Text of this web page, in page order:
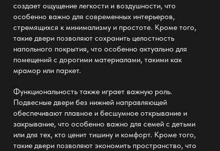
создает ощущение легкости и воздушности, что
особенно важно для современных интерьеров,
стремящихся к минимализму и простоте. Кроме того,
такие двери позволяют сохранить целостность
напольного покрытия, что особенно актуально для
помещений с дорогими материалами, такими как
мрамор или паркет.
Функциональность также играет важную роль.
Подвесные двери без нижней направляющей
обеспечивают плавное и бесшумное открывание и
закрывание, что особенно важно для семей с детьми
или для тех, кто ценит тишину и комфорт. Кроме того,
такие двери позволяют экономить пространство, что